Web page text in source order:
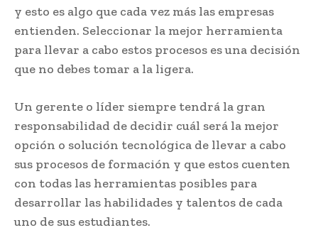
y esto es algo que cada vez más las empresas
entienden. Seleccionar la mejor herramienta
para llevar a cabo estos procesos es una decisión
que no debes tomar a la ligera.
Un gerente o líder siempre tendrá la gran
responsabilidad de decidir cuál será la mejor
opción o solución tecnológica de llevar a cabo
sus procesos de formación y que estos cuenten
con todas las herramientas posibles para
desarrollar las habilidades y talentos de cada
uno de sus estudiantes.